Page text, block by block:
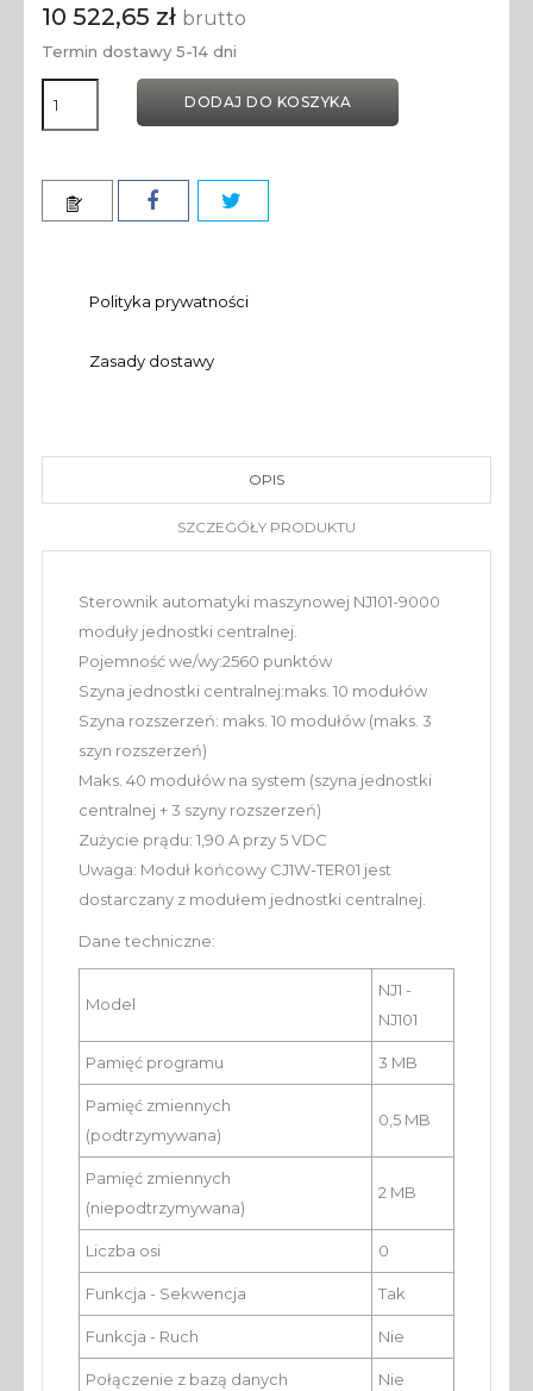
10 522,65 zł brutto
Termin dostawy 5-14 dni
DODAJ DO KOSZYKA
Polityka prywatności
Zasady dostawy
OPIS
SZCZEGÓŁY PRODUKTU
Sterownik automatyki maszynowej NJ101-9000
moduły jednostki centralnej.
Pojemność we/wy:2560 punktów
Szyna jednostki centralnej:maks. 10 modułów
Szyna rozszerzeń: maks. 10 modułów (maks. 3
szyn rozszerzeń)
Maks. 40 modułów na system (szyna jednostki
centralnej + 3 szyny rozszerzeń)
Zużycie prądu: 1,90 A przy 5 VDC
Uwaga: Moduł końcowy CJ1W-TER01 jest
dostarczany z modułem jednostki centralnej.
Dane techniczne:
Model
NJ1 -
NJ101
Pamięć programu 3 MB
Pamięć zmiennych
(podtrzymywana)
0,5 MB
Pamięć zmiennych
(niepodtrzymywana)
2 MB
Liczba osi 0
Funkcja - Sekwencja Tak
Funkcja - Ruch Nie
Połączenie z bazą danych Nie